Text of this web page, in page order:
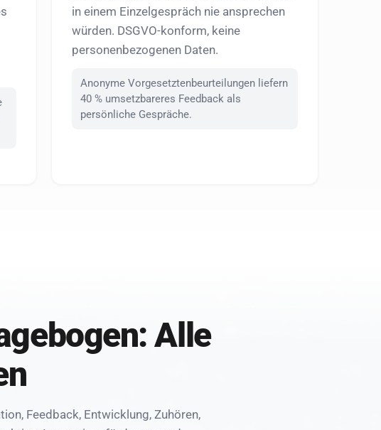
in einem Einzelgespräch nie ansprechen
würden. DSGVO-konform, keine
personenbezogenen Daten.
Anonyme Vorgesetztenbeurteilungen liefern
40 % umsetzbareres Feedback als
persönliche Gespräche.
Alle
Feedback, Entwicklung, Zuhören,